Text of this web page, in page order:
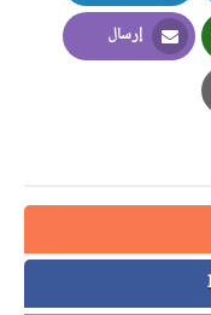
LinkedIn
إرسال
Email